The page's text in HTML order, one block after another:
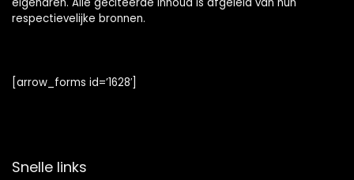
respectievelijke bronnen.
[arrow_forms id=’1628′]
Snelle links